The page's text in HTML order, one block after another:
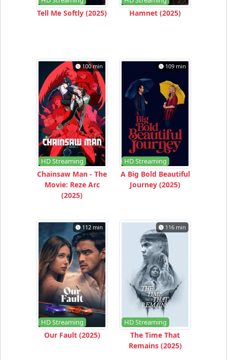
Tell Me Softly (2025) Hamnet (2025)
100 min
HD Streaming
Chainsaw Man - The
Movie: Reze Arc
(2025)
109 min
HD Streaming
A Big Bold Beautiful
Journey (2025)
112 min
HD Streaming
Our Fault (2025)
116 min
HD Streaming
The Time That
Remains (2025)